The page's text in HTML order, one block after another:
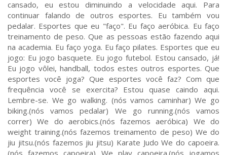
cansado, eu estou diminuindo a velocidade aqui. Para
continuar falando de outros esportes. Eu também vou
pedalar. Esportes que eu "faço". Eu faço aeróbica. Eu faço
treinamento de peso. Que as pessoas estão fazendo aqui
na academia. Eu faço yoga. Eu faço pilates. Esportes que eu
jogo: Eu jogo basquete. Eu jogo futebol. Estou cansado, já!
Eu jogo vôlei, handball, todos estes outros esportes. Que
esportes você joga? Que esportes você faz? Com que
frequência você se exercita? Estou quase caindo aqui.
Lembre-se. We go walking. (nós vamos caminhar) We go
biking.(nós vamos pedalar) We go running.(nós vamos
correr) We do aerobics.(nós fazemos aeróbica) We do
weight training.(nós fazemos treinamento de peso) We do
jiu jitsu.(nós fazemos jiu jitsu) Karate Judo We do capoeira.